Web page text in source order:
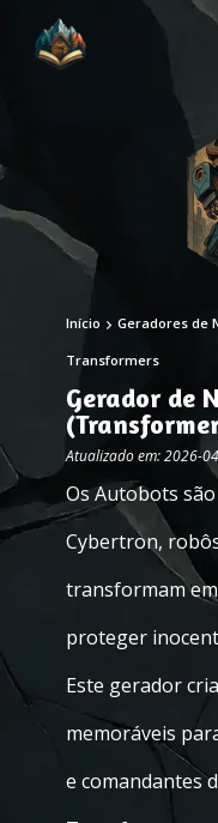
Início Geradores de
Transformers
Gerador de
Atualizado em: 2026-
Os Autobots
Cybertron,
transformam
proteger
Este gerador
memoráveis
e comandantes